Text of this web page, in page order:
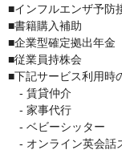
■インフルエンザ予防
■書籍購入補助
■企業型確定拠出年金
■従業員持株会
■下記サービス利用時
- 賃貸仲介
- 家事代行
- ベビーシッター
- オンライン英会話